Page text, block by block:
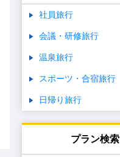
社員旅行
会議・研修旅行
温泉旅行
スポーツ・合宿旅行
日帰り旅行
プラン検索